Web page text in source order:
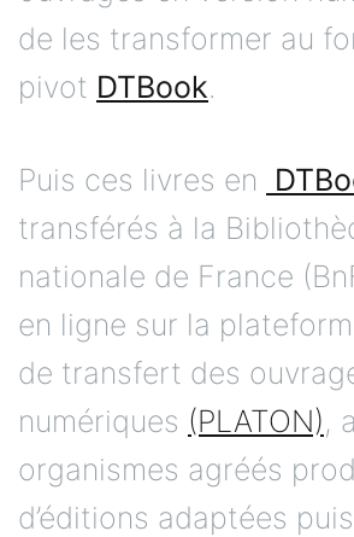
de les transformer au
pivot DTBook.
Puis ces livres en
transférés à la
nationale de France
en ligne sur la
de transfert des
numériques (PLATON),
organismes agréés
d’éditions adaptées